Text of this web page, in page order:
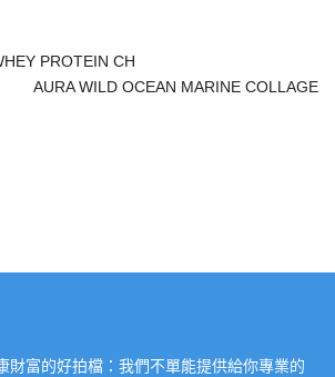
PROTEIN CH
AURA WILD OCEAN MARINE COLLAGE
財富的好拍檔：我們不單能提供給你專業的